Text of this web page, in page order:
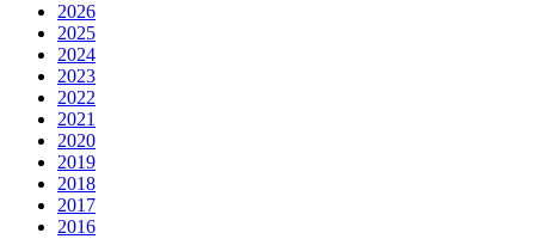
2026
2025
2024
2023
2022
2021
2020
2019
2018
2017
2016